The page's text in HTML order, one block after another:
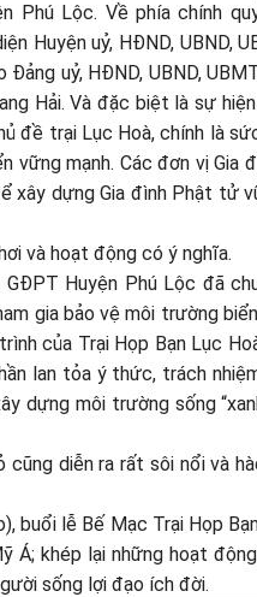
Phú Lộc. Về phía chính
Huyện uỷ, HĐND, UBND,
uỷ, HĐND, UBND,
Hải. Và đặc biệt là sự
đề trại Lục Hoà, chính là
vững mạnh. Các đơn vị
xây dựng Gia đình Phật tử
và hoạt động có ý nghĩa.
Huyện Phú Lộc đã
gia bảo vệ môi trường
của Trại Họp Bạn Lục
lan tỏa ý thức, trách
dựng môi trường sống
diễn ra rất sôi nổi và
buổi lễ Bế Mạc Trại Họp
Á; khép lại những hoạt
sống lợi đạo ích đời.